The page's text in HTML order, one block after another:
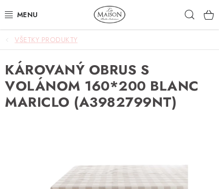
na
NOVINKY
AKCIA
ZÁHRADA
VŠETKY PRODUKTY
KÁROVANÝ OBRUS S
VOLÁNOM 160*200 BLANC
MARICLO (A3982799NT)